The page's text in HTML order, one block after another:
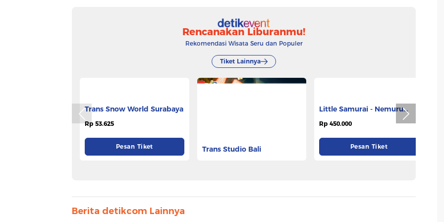
Rencanakan Liburanmu!
Rekomendasi Wisata Seru dan Populer
Tiket Lainnya
Trans Snow World Surabaya Trans Studio Bali
Little Samurai - Nemuru
Berita detikcom Lainnya